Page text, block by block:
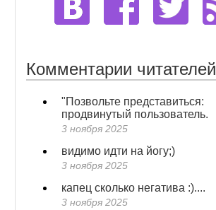
Комментарии читателей
"Позвольте представиться:
продвинутый пользователь.
3 ноября 2025
видимо идти на йогу;)
3 ноября 2025
капец сколько негатива :)....
3 ноября 2025